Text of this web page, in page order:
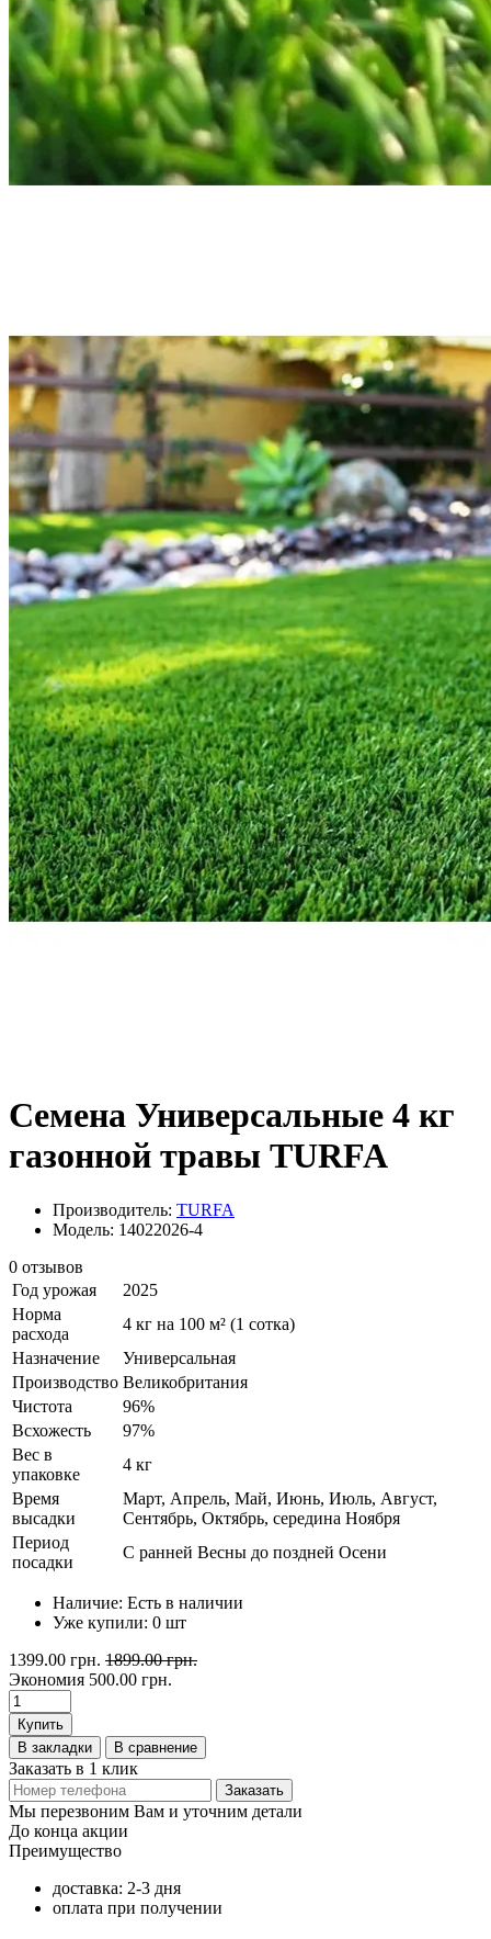
Семена Универсальные 4 кг
газонной травы TURFA
Производитель: TURFA
Модель: 14022026-4
0 отзывов
Год урожая
2025
Норма
расхода
4 кг на 100 м² (1 сотка)
Назначение
Универсальная
Производство Великобритания
Чистота
96%
Всхожесть
97%
Вес в
упаковке
4 кг
Время
высадки
Март, Апрель, Май, Июнь, Июль, Август,
Сентябрь, Октябрь, середина Ноября
Период
посадки
С ранней Весны до поздней Осени
Наличие: Есть в наличии
Уже купили: 0 шт
1399.00 грн. 1899.00 грн.
Экономия 500.00 грн.
Купить
В закладки
В сравнение
Заказать в 1 клик
Заказать
Мы перезвоним Вам и уточним детали
До конца акции
Преимущество
доставка: 2-3 дня
оплата при получении